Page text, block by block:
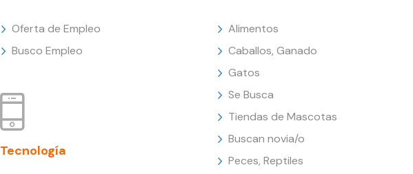
Oferta de Empleo
Busco Empleo
Tecnología
Alimentos
Caballos, Ganado
Gatos
Se Busca
Tiendas de Mascotas
Buscan novia/o
Peces, Reptiles